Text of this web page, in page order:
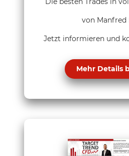
von Manfred
Jetzt informieren und
Mehr Details